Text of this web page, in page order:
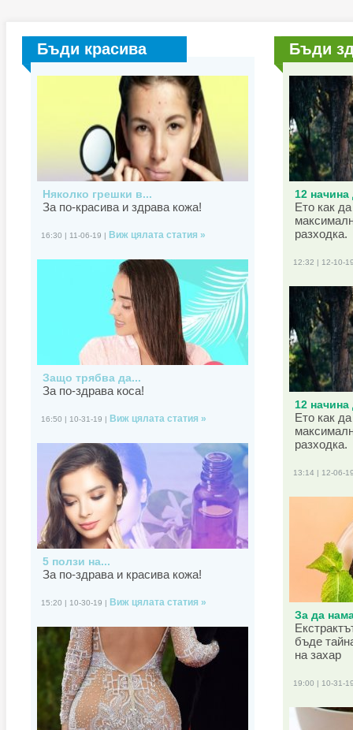
Бъди красива
Няколко грешки в...
За по-красива и здрава кожа!
16:30 | 11-06-19 | Виж цялата статия »
Защо трябва да...
За по-здрава коса!
16:50 | 10-31-19 | Виж цялата статия »
5 ползи на...
За по-здрава и красива кожа!
15:20 | 10-30-19 | Виж цялата статия »
Бъди
12 начина
Ето как
разходка.
12:32 | 12-10-
12 начина
Ето как
разходка.
13:14 | 12-06-
За да
бъде
на захар
19:00 | 10-31-